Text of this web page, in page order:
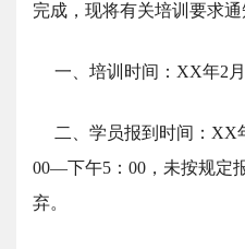
完成，现将有关培训要求通
一、培训时间：XX年2月
二、学员报到时间：XX
00—下午5：00，未按规定
弃。